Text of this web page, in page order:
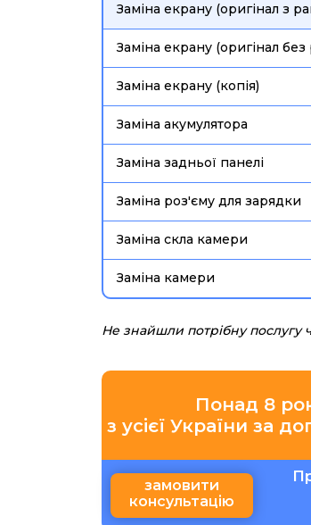
Заміна екрану (оригінал з
Заміна екрану (оригінал
Заміна екрану (копія)
Заміна акумулятора
Заміна задньої панелі
Заміна роз'єму для зарядки
Заміна скла камери
Заміна камери
Не знайшли потрібну послугу
Понад 8
з усієї України за
замовити
консультацію